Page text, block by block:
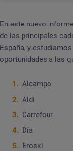
En este nuevo
de las principales
España, y
oportunidades a las
Alcampo
Aldi
Carrefour
Día
Eroski